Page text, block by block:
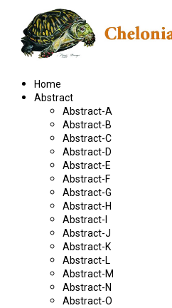
Home
Abstract
Abstract-A
Abstract-B
Abstract-C
Abstract-D
Abstract-E
Abstract-F
Abstract-G
Abstract-H
Abstract-I
Abstract-J
Abstract-K
Abstract-L
Abstract-M
Abstract-N
Abstract-O